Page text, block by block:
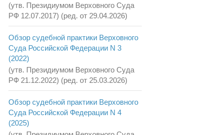
(утв. Президиумом Верховного Суда
РФ 12.07.2017) (ред. от 29.04.2026)
Обзор судебной практики Верховного
Суда Российской Федерации N 3
(2022)
(утв. Президиумом Верховного Суда
РФ 21.12.2022) (ред. от 25.03.2026)
Обзор судебной практики Верховного
Суда Российской Федерации N 4
(2025)